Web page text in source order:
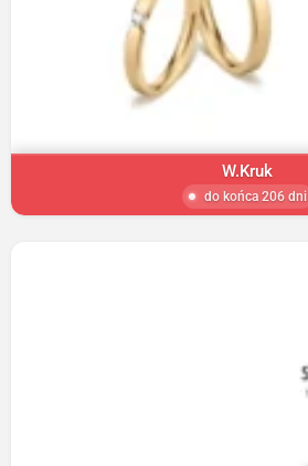
W.Kruk
do końca 206 dni